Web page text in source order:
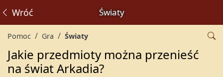
Światy
Wróć
Pomoc Gra Światy
Jakie przedmioty można przenieść
na świat Arkadia?